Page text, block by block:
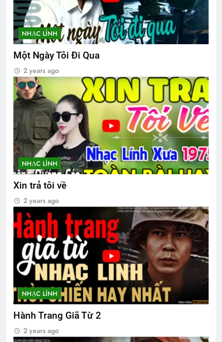
NHẠC LÍNH
Một Ngày Tôi Đi Qua
2 years ago
NHẠC LÍNH
Xin trả tôi về
2 years ago
NHẠC LÍNH
Hành Trang Giã Từ 2
2 years ago